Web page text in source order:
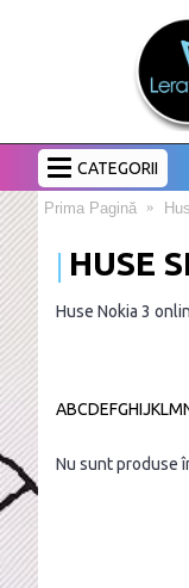
CATEGORII
Prima Pagină
HUSE
Huse Nokia 3
ABCDEFGHIJKLM
Nu sunt produse